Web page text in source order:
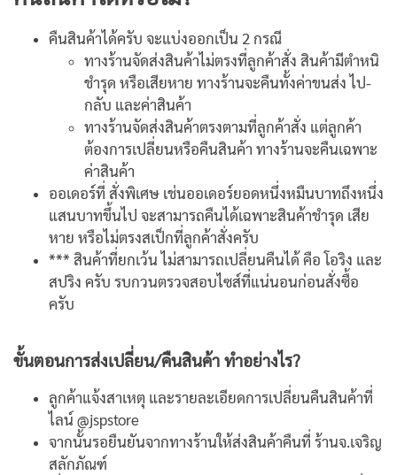
คืนสินค้าได้ครับ จะแบ่งออกเป็น 2 กรณี
ทางร้านจัดส่งสินค้าไม่ตรงที่ลูกค้าสั่ง สินค้ามีตำหนิ
ชำรุด หรือเสียหาย ทางร้านจะคืนทั้งค่าขนส่ง ไป-
กลับ และค่าสินค้า
ทางร้านจัดส่งสินค้าตรงตามที่ลูกค้าสั่ง แต่ลูกค้า
ต้องการเปลี่ยนหรือคืนสินค้า ทางร้านจะคืนเฉพาะ
ค่าสินค้า
ออเดอร์ที่ สั่งพิเศษ เช่นออเดอร์ยอดหนึ่งหมืนบาทถึงหนึ่ง
แสนบาทขึ้นไป จะสามารถคืนได้เฉพาะสินค้าชำรุด เสีย
หาย หรือไม่ตรงสเป็กที่ลูกค้าสั่งครับ
*** สินค้าที่ยกเว้น ไม่สามารถเปลี่ยนคืนได้ คือ โอริง และ
สปริง ครับ รบกวนตรวจสอบไซส์ที่แน่นอนก่อนสั่งซื้อ
ครับ
ขั้นตอนการส่งเปลี่ยน/คืนสินค้า ทำอย่างไร?
ลูกค้าแจ้งสาเหตุ และรายละเอียดการเปลี่ยนคืนสินค้าที่
ไลน์ @jspstore
จากนั้นรอยืนยันจากทางร้านให้ส่งสินค้าคืนที่ ร้านจ.เจริญ
สลักภัณฑ์